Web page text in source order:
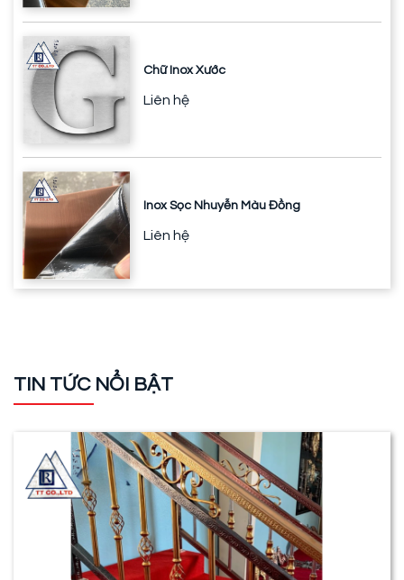
Chữ Inox Xước
Liên hệ
Inox Sọc Nhuyễn Màu Đồng
Liên hệ
TIN TỨC NỔI BẬT